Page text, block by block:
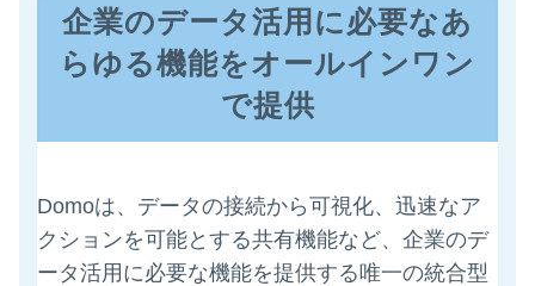
企業のデータ活用に必要なあ
らゆる機能をオールインワン
で提供
Domoは、データの接続から可視化、迅速なア
クションを可能とする共有機能など、企業のデ
ータ活用に必要な機能を提供する唯一の統合型